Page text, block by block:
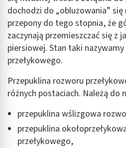
dochodzi do „obluzowania”
przepony do tego stopnia, że
zaczynają przemieszczać się z
piersiowej. Stan taki
przełykowego.
Przepuklina rozworu
różnych postaciach. Należą do
przepuklina wślizgowa
przepuklina
przełykowego,